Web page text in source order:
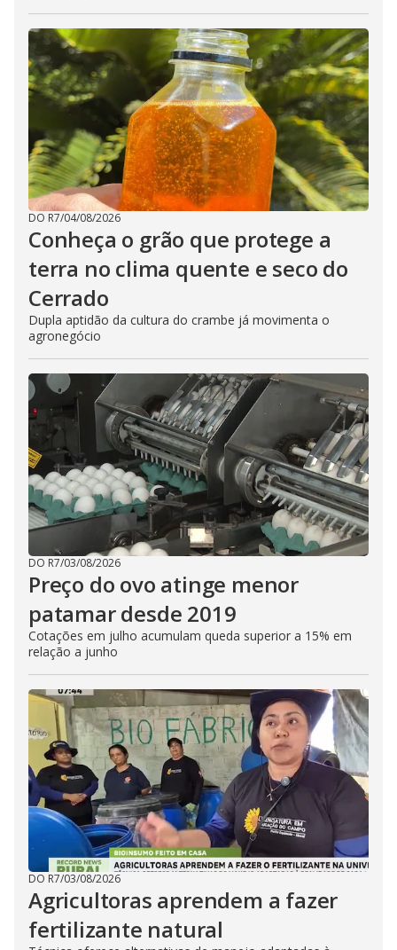
DO R7/04/08/2026
Conheça o grão que protege a
terra no clima quente e seco do
Cerrado
Dupla aptidão da cultura do crambe já movimenta o
agronegócio
DO R7/03/08/2026
Preço do ovo atinge menor
patamar desde 2019
Cotações em julho acumulam queda superior a 15% em
relação a junho
DO R7/03/08/2026
Agricultoras aprendem a fazer
fertilizante natural